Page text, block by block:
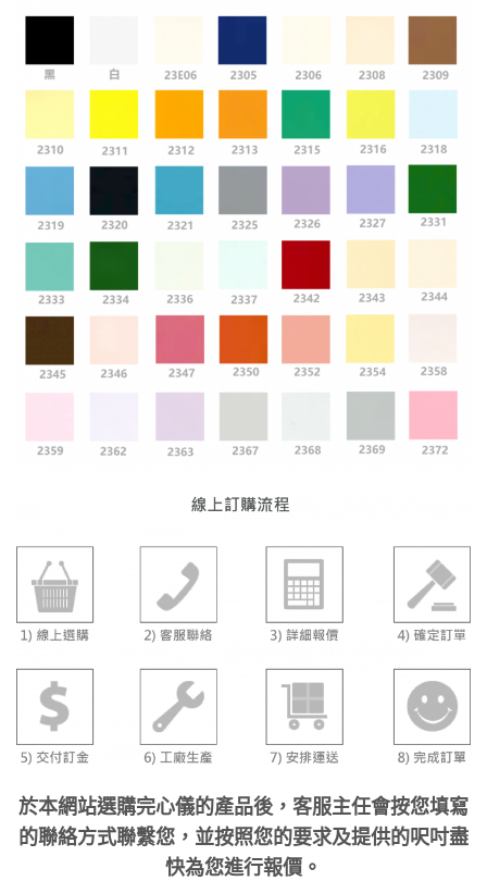
於本網站選購完心儀的產品後，客服主任會按您填寫
的聯絡方式聯繫您，並按照您的要求及提供的呎吋盡
快為您進行報價。